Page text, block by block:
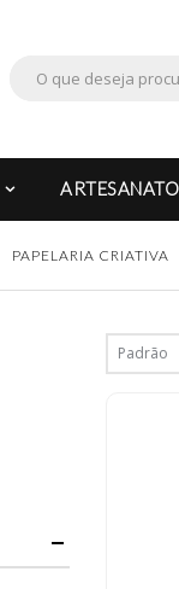
ARTESANATO
PAPELARIA CRIATIVA